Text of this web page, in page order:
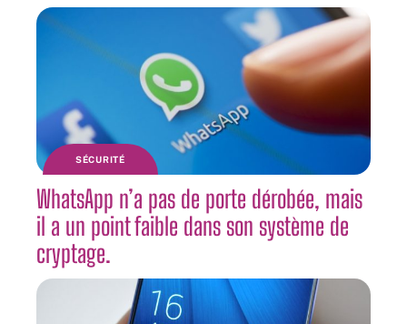
SÉCURITÉ
WhatsApp n’a pas de porte dérobée, mais
il a un point faible dans son système de
cryptage.